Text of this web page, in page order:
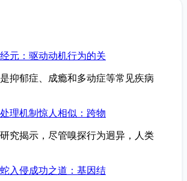
元：驱动动机行为的关
抑郁症、成瘾和多动症等常见疾病
理机制惊人相似：跨物
究揭示，尽管嗅探行为迥异，人类
入侵成功之道：基因结